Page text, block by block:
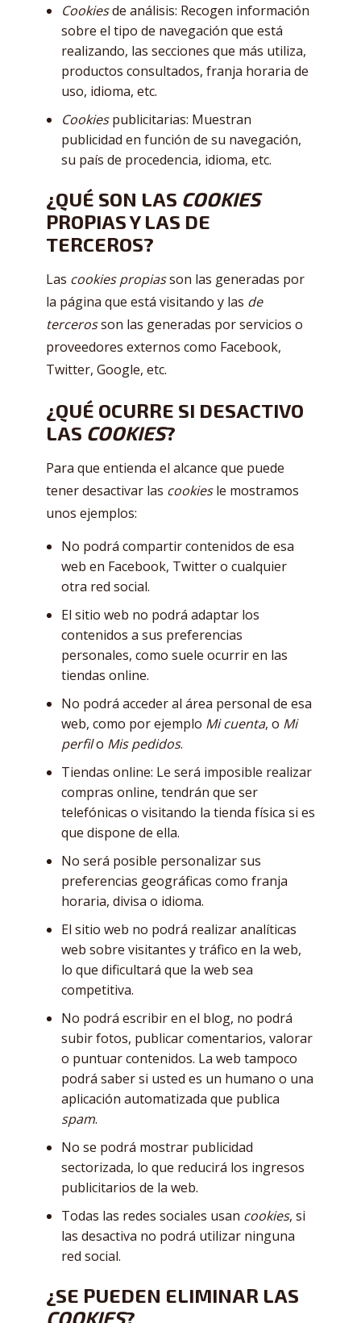
Cookiesde análisis: Recogen información
sobre el tipo de navegación que está
realizando, las secciones que más utiliza,
productos consultados, franja horaria de
uso, idioma, etc.
Cookiespublicitarias: Muestran
publicidad en función de su navegación,
su país de procedencia, idioma, etc.
¿QUÉ SON LAS COOKIES
PROPIAS Y LAS DE
TERCEROS?
Las cookies propiasson las generadas por
la página que está visitando y las de
tercerosson las generadas por servicios o
proveedores externos como Facebook,
Twitter, Google, etc.
¿QUÉ OCURRE SI DESACTIVO
LAS COOKIES?
Para que entienda el alcance que puede
tener desactivar las cookiesle mostramos
unos ejemplos:
No podrá compartir contenidos de esa
web en Facebook, Twitter o cualquier
otra red social.
El sitio web no podrá adaptar los
contenidos a sus preferencias
personales, como suele ocurrir en las
tiendas online.
No podrá acceder al área personal de esa
web, como por ejemplo Mi cuenta, o Mi
perfilo Mis pedidos.
Tiendas online: Le será imposible realizar
compras online, tendrán que ser
telefónicas o visitando la tienda física si es
que dispone de ella.
No será posible personalizar sus
preferencias geográficas como franja
horaria, divisa o idioma.
El sitio web no podrá realizar analíticas
web sobre visitantes y tráfico en la web,
lo que dificultará que la web sea
competitiva.
No podrá escribir en el blog, no podrá
subir fotos, publicar comentarios, valorar
o puntuar contenidos. La web tampoco
podrá saber si usted es un humano o una
aplicación automatizada que publica
spam.
No se podrá mostrar publicidad
sectorizada, lo que reducirá los ingresos
publicitarios de la web.
Todas las redes sociales usan cookies, si
las desactiva no podrá utilizar ninguna
red social.
¿SE PUEDEN ELIMINAR LAS
COOKIES?